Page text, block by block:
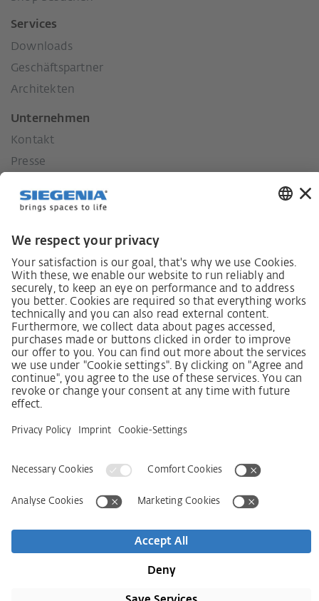
Services
Downloads
Geschäftspartner
Architekten
Unternehmen
Kontakt
Presse
Unsere Werte
Karriere
Lieferkettensorgfaltspflichtengesetz
Lieferantenkodex
Grundsatzerklärung Menschenrechtsstrategie
Erklärung zur Barrierefreiheit